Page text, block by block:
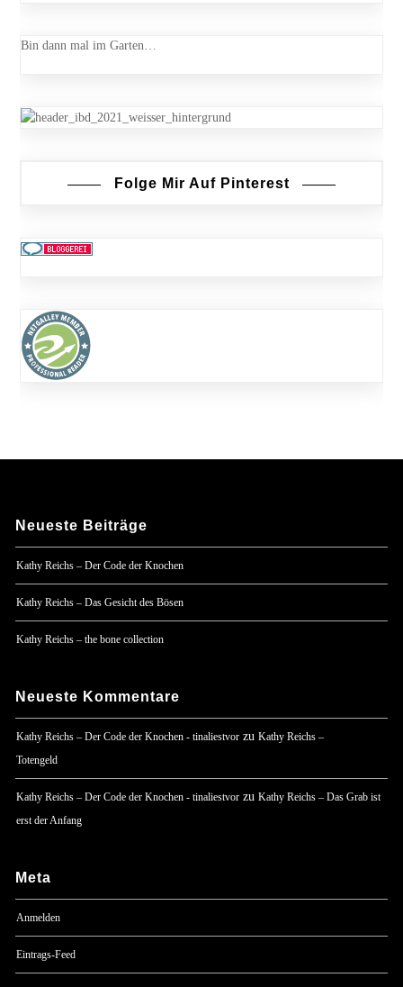
Bin dann mal im Garten…
Folge Mir Auf Pinterest
Neueste Beiträge
Kathy Reichs – Der Code der Knochen
Kathy Reichs – Das Gesicht des Bösen
Kathy Reichs – the bone collection
Neueste Kommentare
Kathy Reichs – Der Code der Knochen - tinaliestvor zuKathy Reichs –
Totengeld
Kathy Reichs – Der Code der Knochen - tinaliestvor zuKathy Reichs – Das Grab ist
erst der Anfang
Meta
Anmelden
Eintrags-Feed